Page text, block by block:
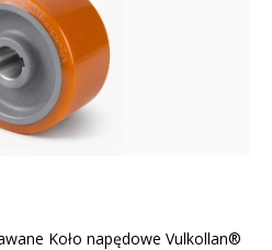
Koło napędowe Vulkollan®